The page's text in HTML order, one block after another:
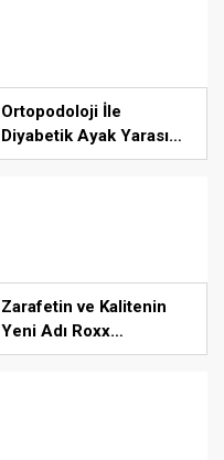
Ortopodoloji İle
Diyabetik Ayak Yarası
Tedavisi
Zarafetin ve Kalitenin
Yeni Adı Roxx
Signature